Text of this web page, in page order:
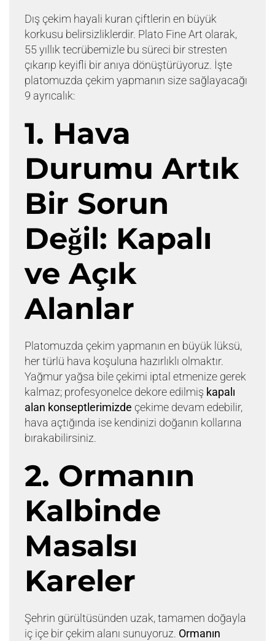
Dış çekim hayali kuran çiftlerin en büyük
korkusu belirsizliklerdir. Plato Fine Art olarak,
55 yıllık tecrübemizle bu süreci bir stresten
çıkarıp keyifli bir anıya dönüştürüyoruz. İşte
platomuzda çekim yapmanın size sağlayacağı
9 ayrıcalık:
1. Hava
Durumu Artık
Bir Sorun
Değil: Kapalı
ve Açık
Alanlar
Platomuzda çekim yapmanın en büyük lüksü,
her türlü hava koşuluna hazırlıklı olmaktır.
Yağmur yağsa bile çekimi iptal etmenize gerek
kalmaz; profesyonelce dekore edilmiş kapalı
alan konseptlerimizde çekime devam edebilir,
hava açtığında ise kendinizi doğanın kollarına
bırakabilirsiniz.
2. Ormanın
Kalbinde
Masalsı
Kareler
Şehrin gürültüsünden uzak, tamamen doğayla
iç içe bir çekim alanı sunuyoruz. Ormanın